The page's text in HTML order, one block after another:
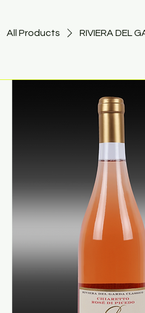
All Products RIVIERA DEL